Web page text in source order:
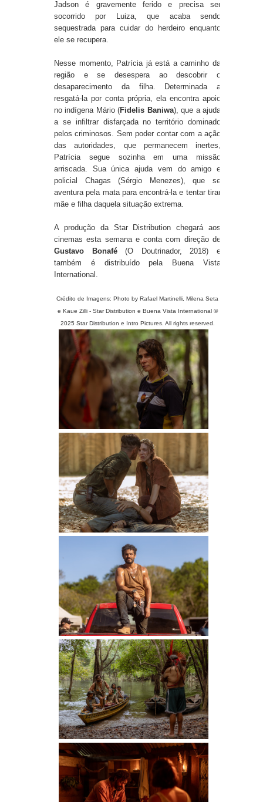
Jadson é gravemente ferido e precisa ser
socorrido por Luiza, que acaba sendo
sequestrada para cuidar do herdeiro enquanto
ele se recupera.
Nesse momento, Patrícia já está a caminho da
região e se desespera ao descobrir o
desaparecimento da filha. Determinada a
resgatá-la por conta própria, ela encontra apoio
no indígena Mário(Fidelis Baniwa), que a ajuda
a se infiltrar disfarçada no território dominado
pelos criminosos. Sem poder contar com a ação
das autoridades, que permanecem inertes,
Patrícia segue sozinha em uma missão
arriscada. Sua única ajuda vem do amigo e
policial Chagas (Sérgio Menezes), que se
aventura pela mata para encontrá-la e tentar tirar
mãe e filha daquela situação extrema.
A produção da Star Distribution chegará aos
cinemas esta semana e conta com direção de
Gustavo Bonafé(O Doutrinador, 2018) e
também é distribuído pela Buena Vista
International.
Crédito de Imagens: Photo by Rafael Martinelli, Milena Seta
e Kaue Zilli- Star Distribution e Buena Vista International ©
2025 Star Distribution e Intro Pictures. All rights reserved.